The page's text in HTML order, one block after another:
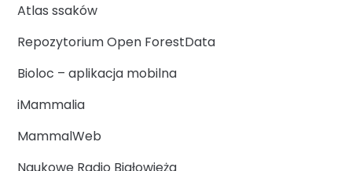
Atlas ssaków
Repozytorium Open ForestData
Bioloc – aplikacja mobilna
iMammalia
MammalWeb
Naukowe Radio Białowieża